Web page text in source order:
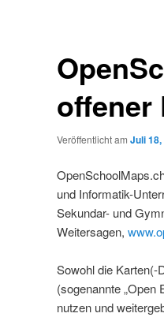
offener
Veröffentlicht am Juli 18,
und Informatik-
Sekundar- und
Weitersagen,
Sowohl die Karten(-
(sogenannte „Open
nutzen und